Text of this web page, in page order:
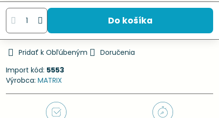
Do košíka
Pridať k Obľúbeným
Doručenia
Import kód: 5553
Výrobca: MATRIX